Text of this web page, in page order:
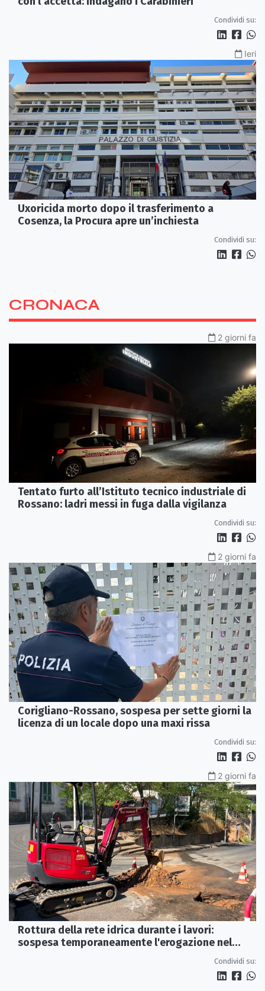
Condividi su:
Ieri
Uxoricida morto dopo il trasferimento a
Cosenza, la Procura apre un’inchiesta
Condividi su:
CRONACA
2 giorni fa
Tentato furto all’Istituto tecnico industriale di
Rossano: ladri messi in fuga dalla vigilanza
Condividi su:
2 giorni fa
Corigliano-Rossano, sospesa per sette giorni la
licenza di un locale dopo una maxi rissa
Condividi su:
2 giorni fa
Rottura della rete idrica durante i lavori:
sospesa temporaneamente l'erogazione nel
Condividi su: